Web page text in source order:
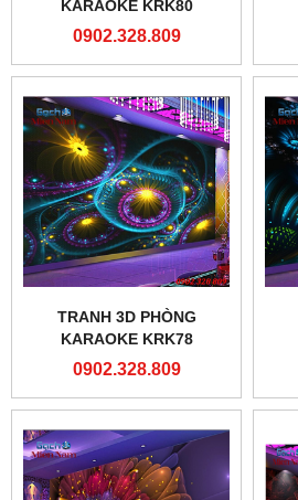
KARAOKE KRK80
0902.328.809
TRANH 3D PHÒNG
KARAOKE KRK78
0902.328.809